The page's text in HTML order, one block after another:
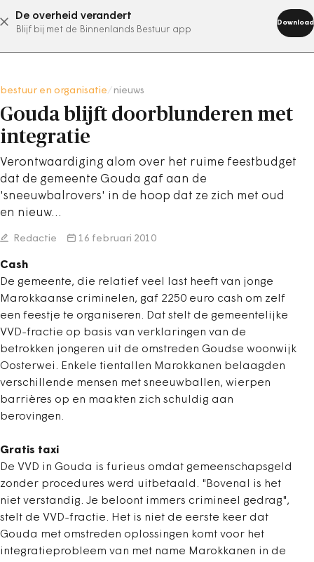
De overheid verandert
Blijf bij met de Binnenlands Bestuur app
Download
abonneer nu
bestuur en organisatie nieuws
Gouda blijft doorblunderen met
integratie
Verontwaardiging alom over het ruime feestbudget
dat de gemeente Gouda gaf aan de
'sneeuwbalrovers' in de hoop dat ze zich met oud
en nieuw…
Redactie 16 februari 2010
Cash
De gemeente, die relatief veel last heeft van jonge
Marokkaanse criminelen, gaf 2250 euro cash om zelf
een feestje te organiseren. Dat stelt de gemeentelijke
VVD-fractie op basis van verklaringen van de
betrokken jongeren uit de omstreden Goudse woonwijk
Oosterwei. Enkele tientallen Marokkanen belaagden
verschillende mensen met sneeuwballen, wierpen
barrières op en maakten zich schuldig aan
berovingen.
Gratis taxi
De VVD in Gouda is furieus omdat gemeenschapsgeld
zonder procedures werd uitbetaald. "Bovenal is het
niet verstandig. Je beloont immers crimineel gedrag",
stelt de VVD-fractie. Het is niet de eerste keer dat
Gouda met omstreden oplossingen komt voor het
integratieprobleem van met name Marokkanen in de